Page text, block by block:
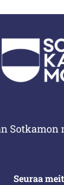
Sotkamon
Seuraa